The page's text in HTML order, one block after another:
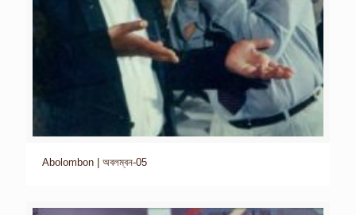
Abolombon | অবলম্বন-05